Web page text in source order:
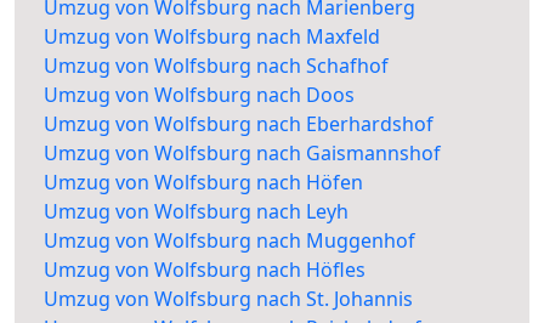
Umzug von Wolfsburg nach Marienberg
Umzug von Wolfsburg nach Maxfeld
Umzug von Wolfsburg nach Schafhof
Umzug von Wolfsburg nach Doos
Umzug von Wolfsburg nach Eberhardshof
Umzug von Wolfsburg nach Gaismannshof
Umzug von Wolfsburg nach Höfen
Umzug von Wolfsburg nach Leyh
Umzug von Wolfsburg nach Muggenhof
Umzug von Wolfsburg nach Höfles
Umzug von Wolfsburg nach St. Johannis